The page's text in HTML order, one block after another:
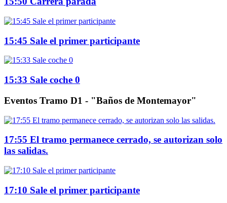
15:45 Sale el primer participante
15:33 Sale coche 0
Eventos Tramo D1 - "Baños de Montemayor"
17:55 El tramo permanece cerrado, se autorizan solo
las salidas.
17:10 Sale el primer participante